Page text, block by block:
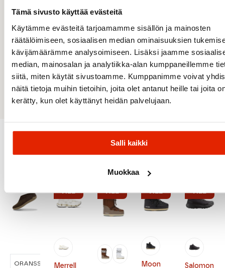
Tämä sivusto käyttää evästeitä
Käytämme evästeitä tarjoamamme sisällön ja mainosten
räätälöimiseen, sosiaalisen median ominaisuuksien
kävijämäärämme analysoimiseen. Lisäksi jaamme
median, mainosalan ja analytiikka-alan kumppaneillemme
siitä, miten käytät sivustoamme. Kumppanimme voivat
näitä tietoja muihin tietoihin, joita olet antanut heille tai joita
kerätty, kun olet käyttänyt heidän palvelujaan.
Salli kaikki
Muokkaa
Päällinen: Tekstiili / synteettinen (Engineered
Mesh)
Vuori: Tekstiili
Pohjallinen: Tekstiili
Ulkopohja: Kumi
Suositeltua sinulle
ORANSSI PETROOLI
Merrell
ALE ALE
Moon
ALE
Salomon
ALE